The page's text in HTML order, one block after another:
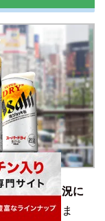
ますが、状況に
も考えられま